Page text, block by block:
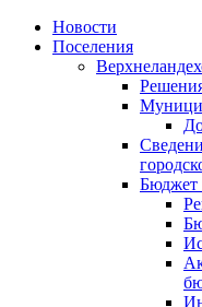
Skip
Новости
Поселения
Бюджет